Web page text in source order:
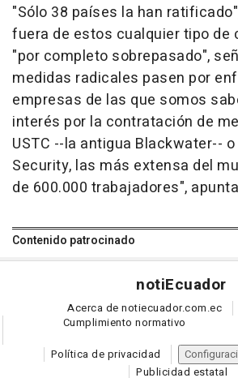
"Sólo 38 países la han
fuera de estos cualquier tipo de
"por completo sobrepasado",
medidas radicales pasen por
empresas de las que somos
interés por la contratación de
USTC --la antigua Blackwater--
Security, las más extensa del
de 600.000 trabajadores",
Contenido patrocinado
notiEcuador
Acerca de notiecuador.com.ec
Cumplimiento normativo
Política de privacidad
Publicidad estatal